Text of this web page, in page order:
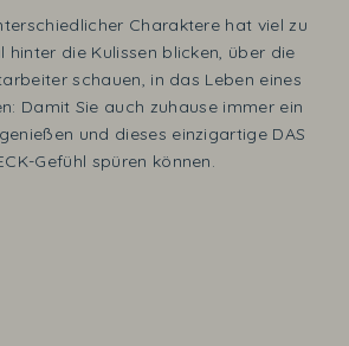
Charaktere hat viel zu
hinter die Kulissen blicken, über die
schauen, in das Leben eines
Damit Sie auch zuhause immer ein
und dieses einzigartige DAS
Gefühl spüren können.